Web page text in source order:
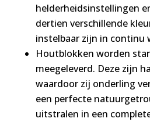
helderheidsinstellingen
dertien verschillende
instelbaar zijn in continu
Houtblokken worden
meegeleverd. Deze zijn
waardoor zij onderling
een perfecte
uitstralen in een